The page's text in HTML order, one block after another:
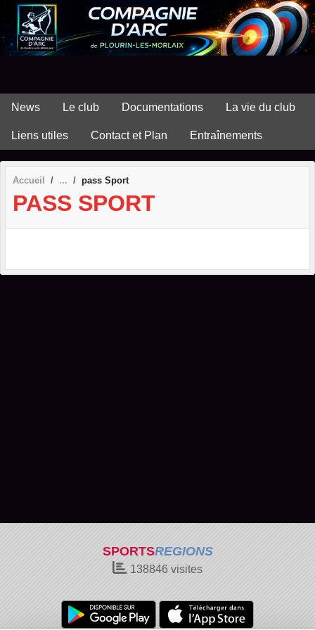
News Le club Documentations La vie du club
Liens utiles Contact et Plan Entraînements
Accueil pass Sport
PASS SPORT
SPORTSREGIONS
138846 visites
Panneau de gestion des cookies